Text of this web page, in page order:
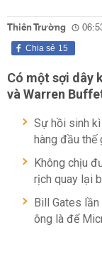
Thiên Trường
15
Chia sẻ
Có một sợi dây
và Warren
Sự hồi sinh
hàng đầu thế
Không chịu
rịch quay lại
Bill Gates
ông là để